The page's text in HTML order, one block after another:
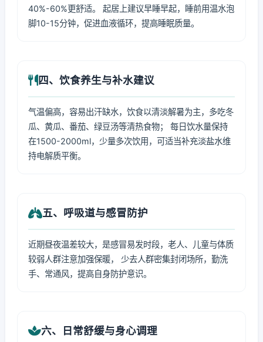
40%-60%更舒适。 起居上建议早睡早起，睡前用温水泡
脚10-15分钟，促进血液循环，提高睡眠质量。
四、饮食养生与补水建议
气温偏高，容易出汗缺水，饮食以清淡解暑为主，多吃冬
瓜、黄瓜、番茄、绿豆汤等清热食物； 每日饮水量保持
在1500-2000ml，少量多次饮用，可适当补充淡盐水维
持电解质平衡。
五、呼吸道与感冒防护
近期昼夜温差较大，是感冒易发时段，老人、儿童与体质
较弱人群注意加强保暖， 少去人群密集封闭场所，勤洗
手、常通风，提高自身防护意识。
六、日常舒缓与身心调理